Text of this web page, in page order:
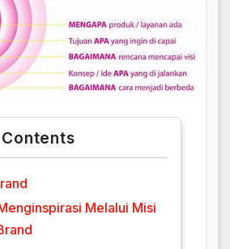
Melalui Misi